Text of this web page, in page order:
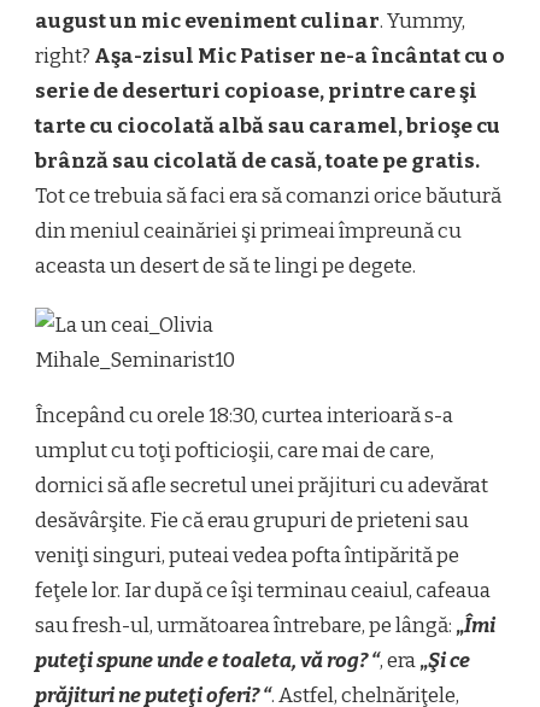
august un mic eveniment culinar. Yummy,
right? Aşa-zisul Mic Patiser ne-a încântat cu o
serie de deserturi copioase, printre care şi
tarte cu ciocolată albă sau caramel, brioşe cu
brânză sau cicolată de casă, toate pe gratis.
Tot ce trebuia să faci era să comanzi orice băutură
din meniul ceainăriei şi primeai împreună cu
aceasta un desert de să te lingi pe degete.
Începând cu orele 18:30, curtea interioară s-a
umplut cu toţi pofticioşii, care mai de care,
dornici să afle secretul unei prăjituri cu adevărat
desăvârşite. Fie că erau grupuri de prieteni sau
veniţi singuri, puteai vedea pofta întipărită pe
feţele lor. Iar după ce îşi terminau ceaiul, cafeaua
sau fresh-ul, următoarea întrebare, pe lângă: „Îmi
puteţi spune unde e toaleta, vă rog?“, era„Şi ce
prăjituri ne puteţi oferi?“. Astfel, chelnăriţele,